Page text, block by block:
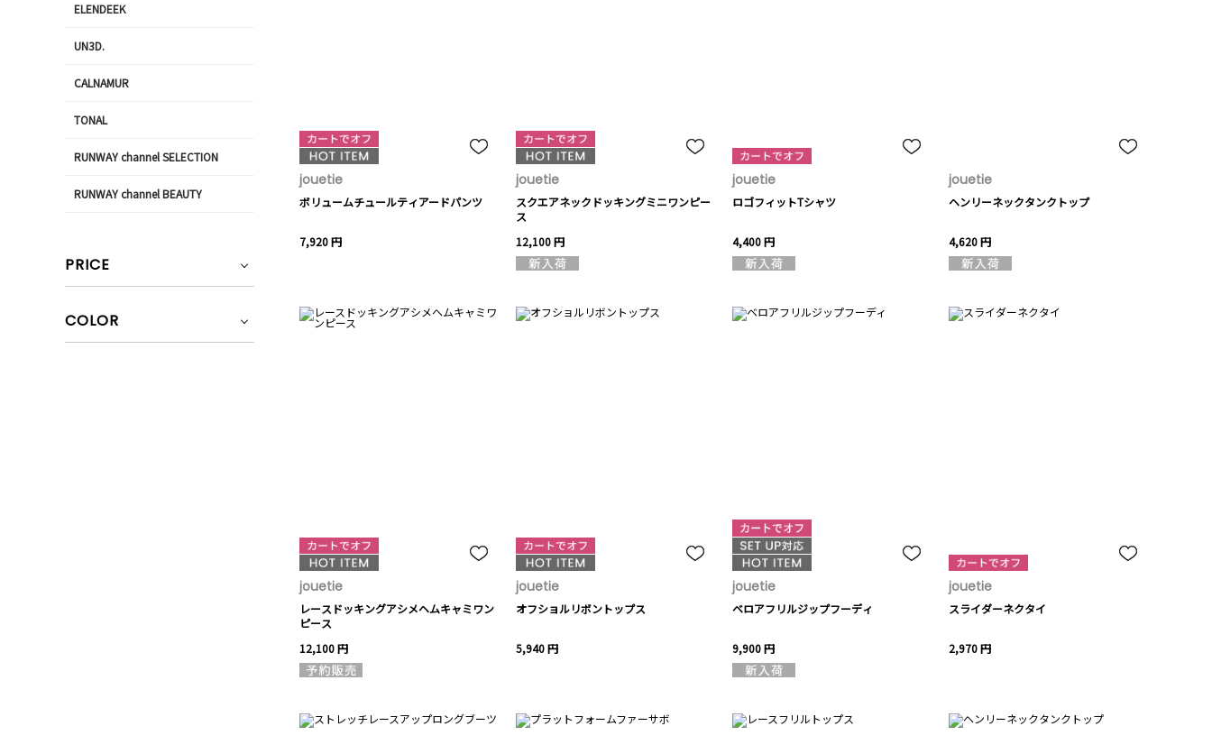
jouetie
ボリュームチュールティアードパンツ
7,920 円
jouetie
スクエアネックドッキングミニワンピー
ス
12,100 円
jouetie
ロゴフィットTシャツ
4,400 円
jouetie
ヘンリーネックタンクトップ
4,620 円
jouetie
レースドッキングアシメヘムキャミワン
ピース
12,100 円
jouetie
オフショルリボントップス
5,940 円
jouetie
ベロアフリルジップフーディ
9,900 円
jouetie
スライダーネクタイ
2,970 円
ELENDEEK
UN3D.
CALNAMUR
TONAL
RUNWAY channel SELECTION
RUNWAY channel BEAUTY
PRICE
COLOR